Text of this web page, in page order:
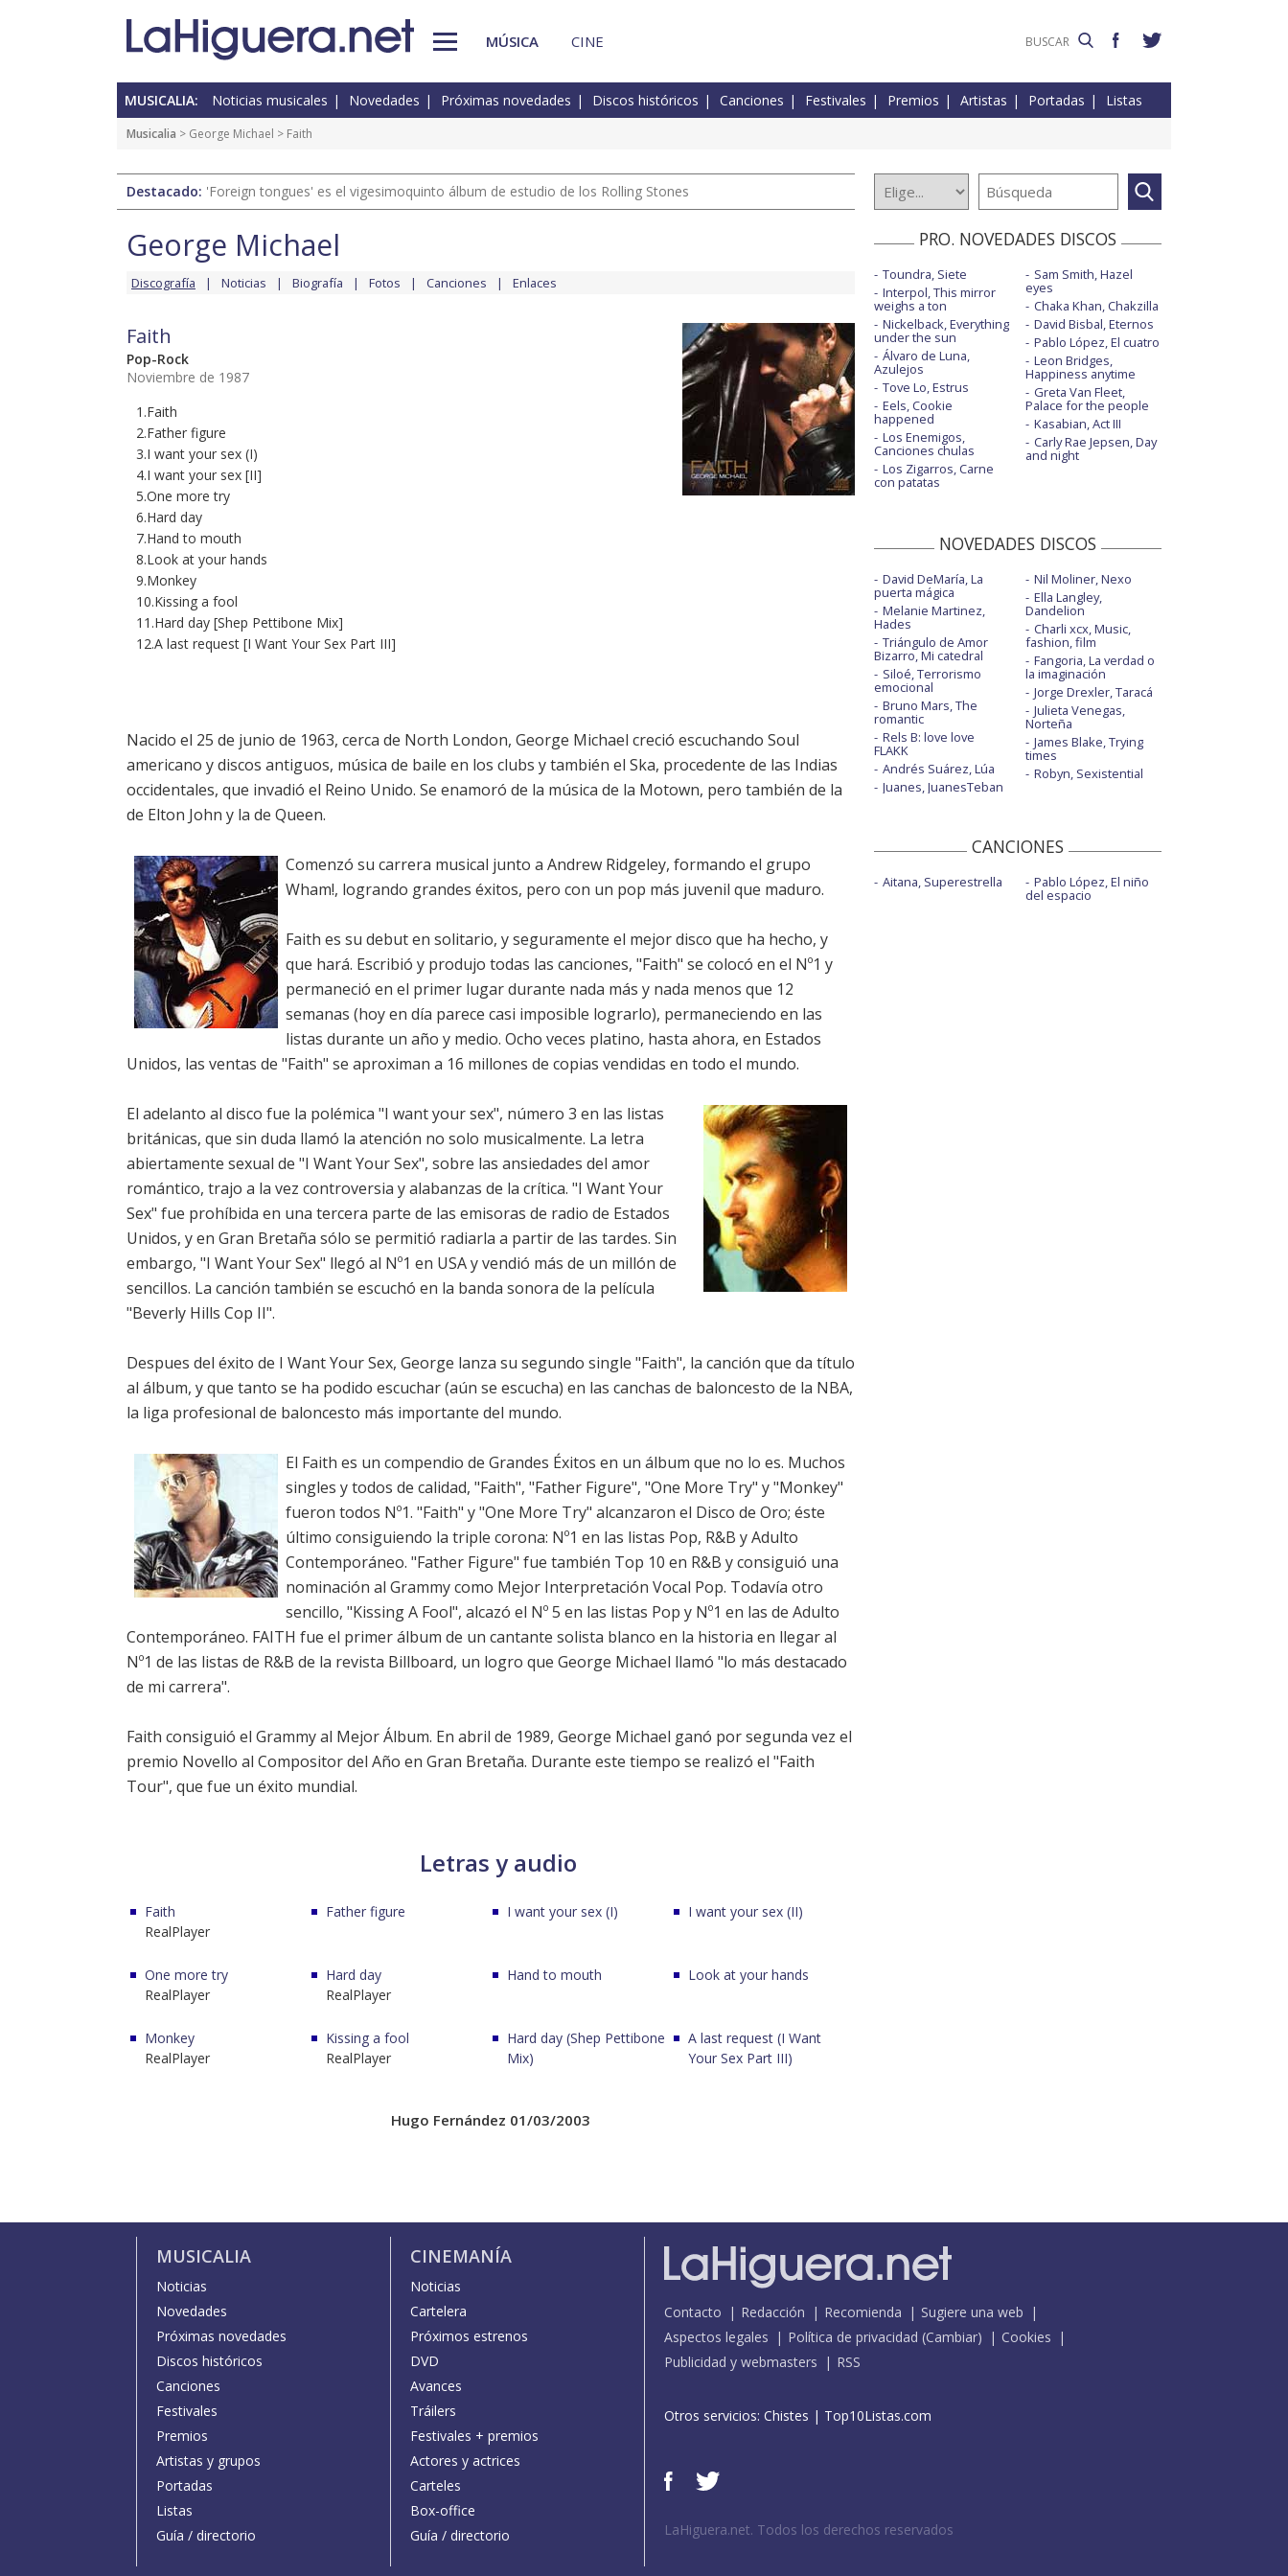
MÚSICA CINE
MUSICALIA: Noticias musicales Novedades Próximas novedades Discos históricos Canciones Festivales Premios Artistas Portadas Listas
Musicalia > George Michael > Faith
Destacado: 'Foreign tongues' es el vigesimoquinto álbum de estudio de los Rolling Stones
George Michael
Discografía Noticias Biografía Fotos Canciones Enlaces
Faith
Pop-Rock
Noviembre de 1987
1.Faith
2.Father figure
3.I want your sex (I)
4.I want your sex [II]
5.One more try
6.Hard day
7.Hand to mouth
8.Look at your hands
9.Monkey
10.Kissing a fool
11.Hard day [Shep Pettibone Mix]
12.A last request [I Want Your Sex Part III]
Nacido el 25 de junio de 1963, cerca de North London, George Michael creció escuchando Soul
americano y discos antiguos, música de baile en los clubs y también el Ska, procedente de las Indias
occidentales, que invadió el Reino Unido. Se enamoró de la música de la Motown, pero también de la
de Elton John y la de Queen.
Comenzó su carrera musical junto a Andrew Ridgeley, formando el grupo
Wham!, logrando grandes éxitos, pero con un pop más juvenil que maduro.
Faith es su debut en solitario, y seguramente el mejor disco que ha hecho, y
que hará. Escribió y produjo todas las canciones, "Faith" se colocó en el Nº1 y
permaneció en el primer lugar durante nada más y nada menos que 12
semanas (hoy en día parece casi imposible lograrlo), permaneciendo en las
listas durante un año y medio. Ocho veces platino, hasta ahora, en Estados
Unidos, las ventas de "Faith" se aproximan a 16 millones de copias vendidas en todo el mundo.
El adelanto al disco fue la polémica "I want your sex", número 3 en las listas
británicas, que sin duda llamó la atención no solo musicalmente. La letra
abiertamente sexual de "I Want Your Sex", sobre las ansiedades del amor
romántico, trajo a la vez controversia y alabanzas de la crítica. "I Want Your
Sex" fue prohíbida en una tercera parte de las emisoras de radio de Estados
Unidos, y en Gran Bretaña sólo se permitió radiarla a partir de las tardes. Sin
embargo, "I Want Your Sex" llegó al Nº1 en USA y vendió más de un millón de
sencillos. La canción también se escuchó en la banda sonora de la película
"Beverly Hills Cop II".
Despues del éxito de I Want Your Sex, George lanza su segundo single "Faith", la canción que da título
al álbum, y que tanto se ha podido escuchar (aún se escucha) en las canchas de baloncesto de la NBA,
la liga profesional de baloncesto más importante del mundo.
El Faith es un compendio de Grandes Éxitos en un álbum que no lo es. Muchos
singles y todos de calidad, "Faith", "Father Figure", "One More Try" y "Monkey"
fueron todos Nº1. "Faith" y "One More Try" alcanzaron el Disco de Oro; éste
último consiguiendo la triple corona: Nº1 en las listas Pop, R&B y Adulto
Contemporáneo. "Father Figure" fue también Top 10 en R&B y consiguió una
nominación al Grammy como Mejor Interpretación Vocal Pop. Todavía otro
sencillo, "Kissing A Fool", alcazó el Nº 5 en las listas Pop y Nº1 en las de Adulto
Contemporáneo. FAITH fue el primer álbum de un cantante solista blanco en la historia en llegar al
Nº1 de las listas de R&B de la revista Billboard, un logro que George Michael llamó "lo más destacado
de mi carrera".
Faith consiguió el Grammy al Mejor Álbum. En abril de 1989, George Michael ganó por segunda vez el
premio Novello al Compositor del Año en Gran Bretaña. Durante este tiempo se realizó el "Faith
Tour", que fue un éxito mundial.
Letras y audio
Faith
RealPlayer
Father figure I want your sex (I) I want your sex (II)
One more try
RealPlayer
Hard day
RealPlayer
Hand to mouth Look at your hands
Monkey
RealPlayer
Kissing a fool
RealPlayer
Hard day (Shep Pettibone
Mix)
A last request (I Want
Your Sex Part III)
Hugo Fernández 01/03/2003
PRO. NOVEDADES DISCOS
Toundra, Siete
Interpol, This mirror
weighs a ton
Nickelback, Everything
under the sun
Álvaro de Luna,
Azulejos
Tove Lo, Estrus
Eels, Cookie
happened
Los Enemigos,
Canciones chulas
Los Zigarros, Carne
con patatas
Sam Smith, Hazel
eyes
Chaka Khan, Chakzilla
David Bisbal, Eternos
Pablo López, El cuatro
Leon Bridges,
Happiness anytime
Greta Van Fleet,
Palace for the people
Kasabian, Act III
Carly Rae Jepsen, Day
and night
NOVEDADES DISCOS
David DeMaría, La
puerta mágica
Melanie Martinez,
Hades
Triángulo de Amor
Bizarro, Mi catedral
Siloé, Terrorismo
emocional
Bruno Mars, The
romantic
Rels B: love love
FLAKK
Andrés Suárez, Lúa
Juanes, JuanesTeban
Nil Moliner, Nexo
Ella Langley,
Dandelion
Charli xcx, Music,
fashion, film
Fangoria, La verdad o
la imaginación
Jorge Drexler, Taracá
Julieta Venegas,
Norteña
James Blake, Trying
times
Robyn, Sexistential
CANCIONES
Aitana, Superestrella Pablo López, El niño
del espacio
MUSICALIA
Noticias
Novedades
Próximas novedades
Discos históricos
Canciones
Festivales
Premios
Artistas y grupos
Portadas
Listas
Guía / directorio
CINEMANÍA
Noticias
Cartelera
Próximos estrenos
DVD
Avances
Tráilers
Festivales + premios
Actores y actrices
Carteles
Box-office
Guía / directorio
Contacto Redacción Recomienda
Sugiere una web
Aspectos legales
Política de privacidad (Cambiar)
Cookies
Publicidad y webmasters
RSS
Otros servicios: Chistes | Top10Listas.com
LaHiguera.net. Todos los derechos reservados